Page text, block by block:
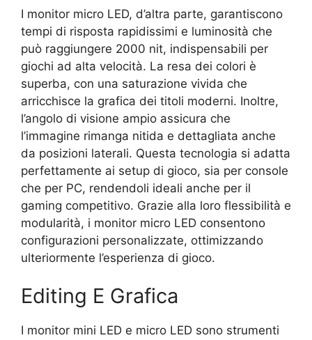
I monitor micro LED, d’altra parte, garantiscono
tempi di risposta rapidissimi e luminosità che
può raggiungere 2000 nit, indispensabili per
giochi ad alta velocità. La resa dei colori è
superba, con una saturazione vivida che
arricchisce la grafica dei titoli moderni. Inoltre,
l’angolo di visione ampio assicura che
l’immagine rimanga nitida e dettagliata anche
da posizioni laterali. Questa tecnologia si adatta
perfettamente ai setup di gioco, sia per console
che per PC, rendendoli ideali anche per il
gaming competitivo. Grazie alla loro flessibilità e
modularità, i monitor micro LED consentono
configurazioni personalizzate, ottimizzando
ulteriormente l’esperienza di gioco.
Editing E Grafica
I monitor mini LED e micro LED sono strumenti